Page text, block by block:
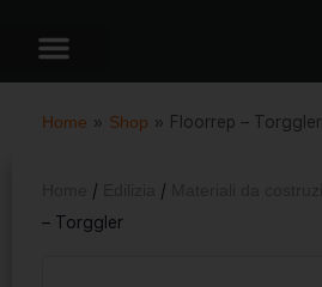
Home » Shop » Floorrep – Torggler
/ /
– Torggler